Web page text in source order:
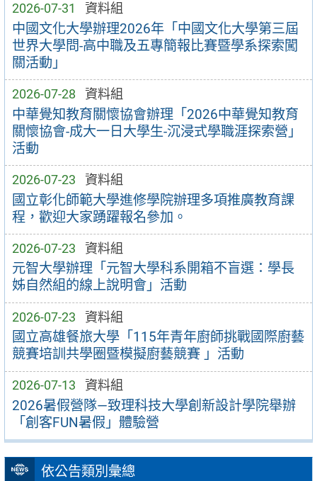
2026-07-31 資料組
中國文化大學辦理2026年「中國文化大學第三屆
世界大學問-高中職及五專簡報比賽暨學系探索闖
關活動」
2026-07-28 資料組
中華覺知教育關懷協會辦理「2026中華覺知教育
關懷協會-成大一日大學生-沉浸式學職涯探索營」
活動
2026-07-23 資料組
國立彰化師範大學進修學院辦理多項推廣教育課
程，歡迎大家踴躍報名參加。
2026-07-23 資料組
元智大學辦理「元智大學科系開箱不盲選：學長
姊自然組的線上說明會」活動
2026-07-23 資料組
國立高雄餐旅大學「115年青年廚師挑戰國際廚藝
競賽培訓共學圈暨模擬廚藝競賽 」活動
2026-07-13 資料組
2026暑假營隊—致理科技大學創新設計學院舉辦
「創客FUN暑假」體驗營
依公告類別彙總